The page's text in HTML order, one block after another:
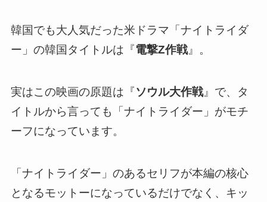
韓国でも大人気だった米ドラマ「ナイトライダ
ー」の韓国タイトルは『電撃Z作戦』。
実はこの映画の原題は『ソウル大作戦』で、タ
イトルから言っても「ナイトライダー」がモチ
ーフになっています。
「ナイトライダー」のあるセリフが本編の核心
となるモットーになっているだけでなく、キッ